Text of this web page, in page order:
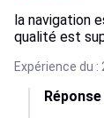
la navigation
qualité est
Expérience du :